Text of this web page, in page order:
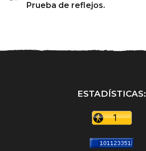
Prueba de reflejos.
ESTADÍSTICAS: